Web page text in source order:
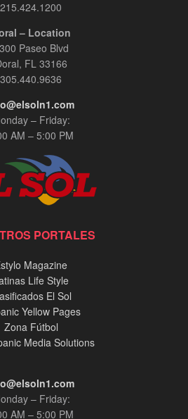
215.424.1200
– Location
Paseo Blvd
FL 33166
305.440.9636
– Friday:
AM – 5:00 PM
PORTALES
Magazine
Life Style
El Sol
Yellow Pages
Zona Fútbol
Media Solutions
– Friday:
AM – 5:00 PM